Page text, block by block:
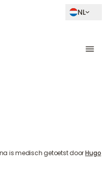
NL
is medisch getoetst doorHugo